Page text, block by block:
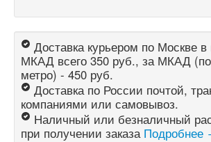
Доставка курьером по Москве в
МКАД всего 350 руб., за МКАД
метро) - 450 руб.
Доставка по России почтой,
компаниями или самовывоз.
Наличный или безналичный
при получении заказа Подробнее